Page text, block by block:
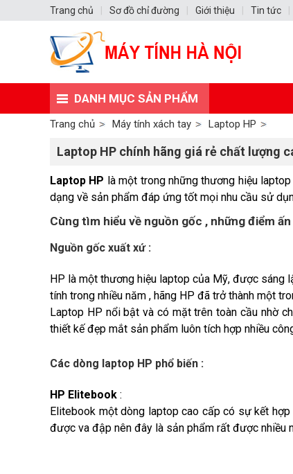
DANH MỤC SẢN PHẨM
Trang chủ Máy tính xách tay Laptop HP
Laptop HP chính hãng giá rẻ chất lượng
Laptop HP là một trong những thương hiệu
dạng về sản phẩm đáp ứng tốt mọi nhu cầu sử
Cùng tìm hiểu về nguồn gốc , những điểm
Nguồn gốc xuất xứ :
HP là một thương hiệu laptop của Mỹ, được sáng
tính trong nhiều năm , hãng HP đã trở thành một
Laptop HP nổi bật và có mặt trên toàn cầu nhờ
thiết kế đẹp mắt sản phẩm luôn tích hợp nhiều
Các dòng laptop HP phổ biến :
HP Elitebook :
Elitebook một dòng laptop cao cấp có sự kết hợp
được va đập nên đây là sản phẩm rất được nhiều
Trang chủ Sơ đồ chỉ đường Giới thiệu Tin tức